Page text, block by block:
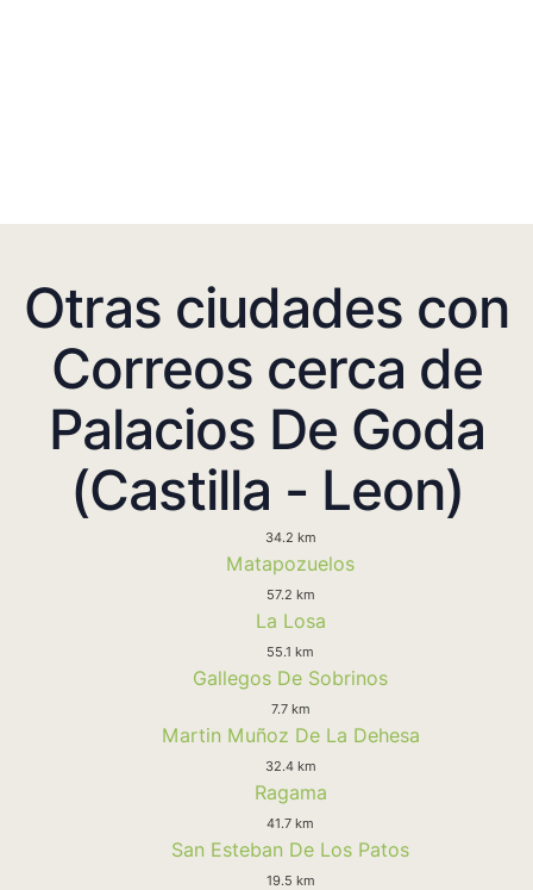
Otras ciudades con
Correos cerca de
Palacios De Goda
(Castilla - Leon)
34.2 km
Matapozuelos
57.2 km
La Losa
55.1 km
Gallegos De Sobrinos
7.7 km
Martin Muñoz De La Dehesa
32.4 km
Ragama
41.7 km
San Esteban De Los Patos
19.5 km